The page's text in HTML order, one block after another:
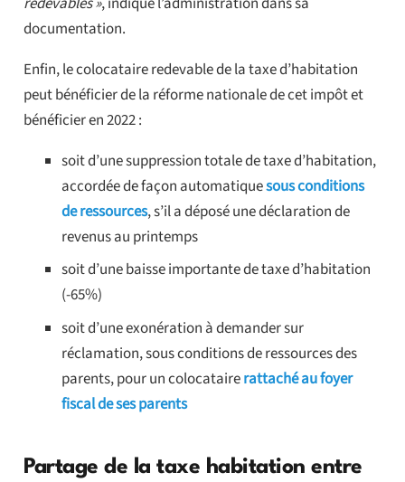
documentation.
Enfin, le colocataire redevable de la taxe d’habitation
peut bénéficier de la réforme nationale de cet impôt et
bénéficier en 2022 :
soit d’une suppression totale de taxe d’habitation,
accordée de façon automatiquesous conditions
de ressources, s’il a déposé une déclaration de
revenus au printemps
soit d’une baisse importante de taxe d’habitation
(-65%)
soit d’une exonération à demander sur
réclamation, sous conditions de ressources des
parents, pour un colocatairerattaché au foyer
fiscal de ses parents
Partage de la taxe habitation entre